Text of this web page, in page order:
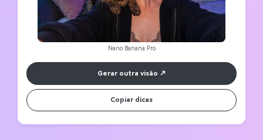
Nano Banana Pro
Gerar outra visão
Copiar dicas